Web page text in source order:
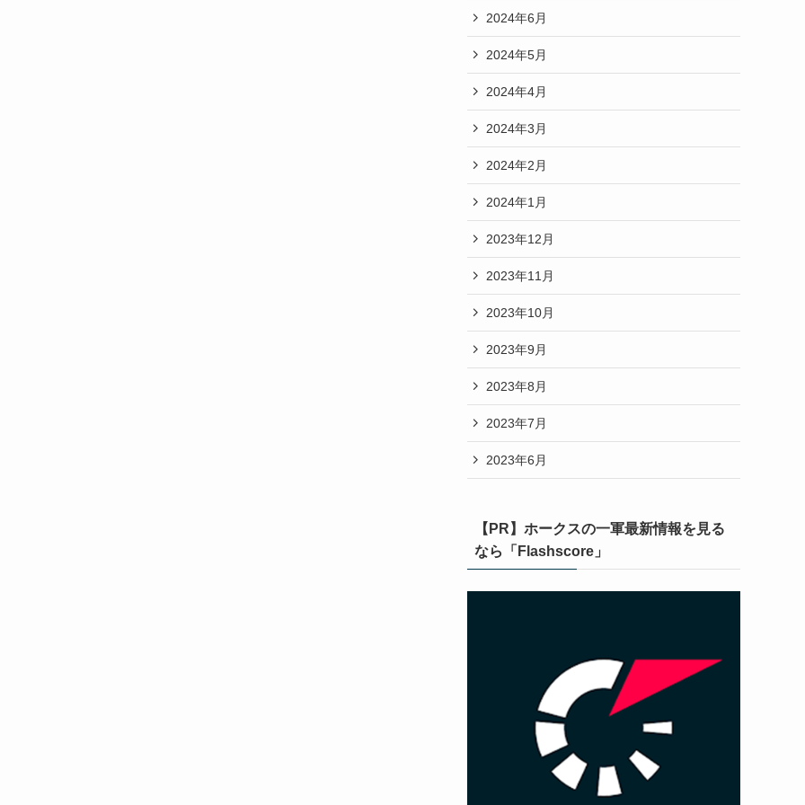
2024年6月
2024年5月
2024年4月
2024年3月
2024年2月
2024年1月
2023年12月
2023年11月
2023年10月
2023年9月
2023年8月
2023年7月
2023年6月
【PR】ホークスの一軍最新情報を見る
なら「Flashscore」